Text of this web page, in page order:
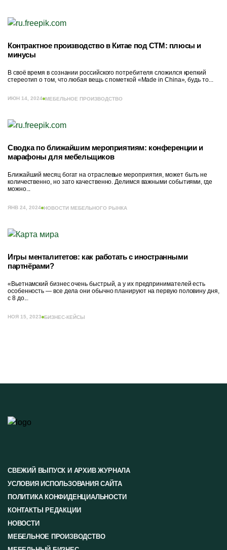
Контрактное производство в Китае под СТМ: плюсы и
минусы
В своё время в сознании российского потребителя сложился крепкий
стереотип о том, что любая вещь с пометкой «Made in China», будь то...
ИЮН 14, 2024 МЕБЕЛЬНОЕ ПРОИЗВОДСТВО
Сводка по ближайшим мероприятиям: конференции и
марафоны для мебельщиков
Ближайший месяц богат на отраслевые мероприятия, может быть не
количественно, но зато качественно. Делимся важными событиями, где
можно...
ЯНВ 24, 2024 НОВОСТИ МЕБЕЛЬНОГО РЫНКА
Игры менталитетов: как работать с иностранными
партнёрами?
«Вьетнамский бизнес очень быстрый, а у их предпринимателей есть
особенность — все дела они обычно планируют на первую половину дня,
с 8 до...
НОЯ 15, 2023 БИЗНЕС-КЕЙСЫ
СВЕЖИЙ ВЫПУСК И АРХИВ ЖУРНАЛА
УСЛОВИЯ ИСПОЛЬЗОВАНИЯ САЙТА
ПОЛИТИКА КОНФИДЕНЦИАЛЬНОСТИ
КОНТАКТЫ РЕДАКЦИИ
НОВОСТИ
МЕБЕЛЬНОЕ ПРОИЗВОДСТВО